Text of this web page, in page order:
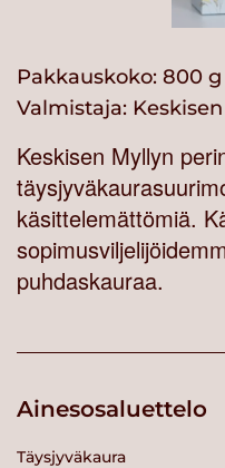
Pakkauskoko: 800 g
Valmistaja:
Keskisen Myllyn
käsittelemättömiä.
puhdaskauraa.
Ainesosaluettelo
Täysjyväkaura